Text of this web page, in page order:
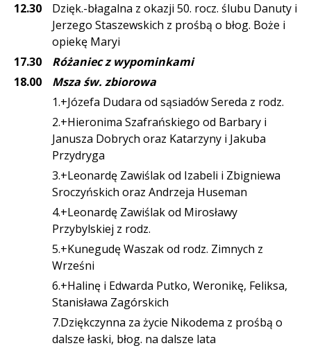
12.30
Dzięk.-błagalna z okazji 50. rocz. ślubu Danuty i
Jerzego Staszewskich z prośbą o błog. Boże i
opiekę Maryi
17.30
Różaniec z wypominkami
18.00
Msza św. zbiorowa
1.+Józefa Dudara od sąsiadów Sereda z rodz.
2.+Hieronima Szafrańskiego od Barbary i
Janusza Dobrych oraz Katarzyny i Jakuba
Przydryga
3.+Leonardę Zawiślak od Izabeli i Zbigniewa
Sroczyńskich oraz Andrzeja Huseman
4.+Leonardę Zawiślak od Mirosławy
Przybylskiej z rodz.
5.+Kunegudę Waszak od rodz. Zimnych z
Wrześni
6.+Halinę i Edwarda Putko, Weronikę, Feliksa,
Stanisława Zagórskich
7.Dziękczynna za życie Nikodema z prośbą o
dalsze łaski, błog. na dalsze lata